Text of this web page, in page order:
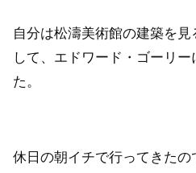
自分は松濤美術館の建築を
して、エドワード・ゴーリ
た。
休日の朝イチで行ってきた